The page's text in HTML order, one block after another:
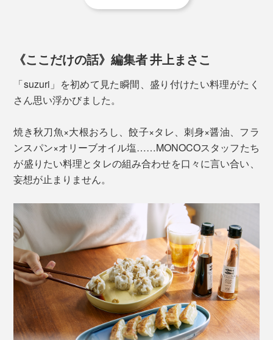
さらに、プレートの縁には「釉薬ポケット」というささ
やかな溝を入れ、釉薬の溜まりで濃淡をつけることで、
シンプルな中にもエッジの効いた表情、透明釉のニュア
ンスを演出しているというのだから芸が細かい。
長崎県波佐見町にある窯元・永泉窯で、長期間のトライ
＆エラーを繰り返しながら、従来よりも生産工程と手間
をかけて心地いいカタチへとたどり着きました。
仕舞い込んで使わなくなる“特別”なものではなく、日常
の中で心地よく機能する“効き目”への飽くなき追求。
その着眼点のユニークさ、やさしさ、茶目っ気から、気
がつけば『KIKIME』のファンになっていたという人も
多いのではないでしょうか。
《ここだけの話》編集者 井上まさこ
「suzuri」を初めて見た瞬間、盛り付けたい料理がたく
さん思い浮かびました。
焼き秋刀魚×大根おろし、餃子×タレ、刺身×醤油、フラ
ンスパン×オリーブオイル塩……MONOCOスタッフたち
が盛りたい料理とタレの組み合わせを口々に言い合い、
妄想が止まりません。